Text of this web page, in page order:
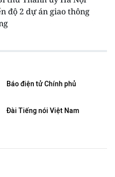
độ 2 dự án giao thông
Báo điện tử Chính phủ
Đài Tiếng nói Việt Nam